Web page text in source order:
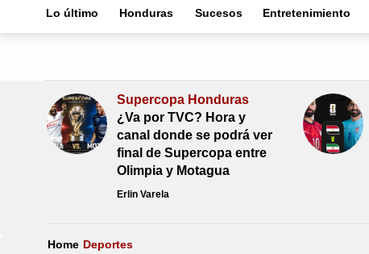
Lo último Honduras Sucesos Entretenimiento
Supercopa Honduras
¿Va por TVC? Hora y
canal donde se podrá ver
final de Supercopa entre
Olimpia y Motagua
Erlin Varela
Home Deportes